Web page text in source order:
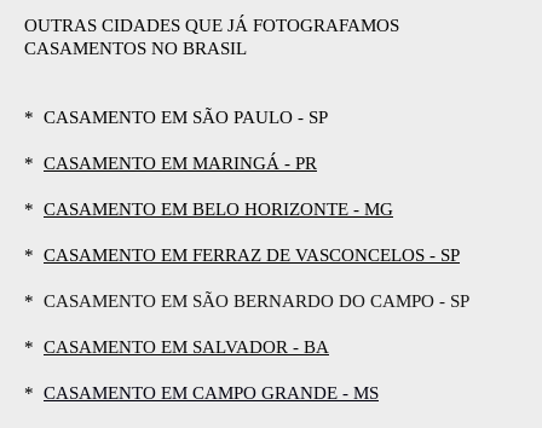
OUTRAS CIDADES QUE JÁ FOTOGRAFAMOS
CASAMENTOS NO BRASIL
* CASAMENTO EM SÃO PAULO - SP
* CASAMENTO EM MARINGÁ - PR
* CASAMENTO EM BELO HORIZONTE - MG
* CASAMENTO EM FERRAZ DE VASCONCELOS - SP
* CASAMENTO EM SÃO BERNARDO DO CAMPO - SP
* CASAMENTO EM SALVADOR - BA
* CASAMENTO EM CAMPO GRANDE - MS